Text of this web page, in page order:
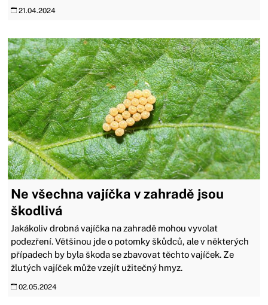
21.04.2024
Ne všechna vajíčka v zahradě jsou
škodlivá
Jakákoliv drobná vajíčka na zahradě mohou vyvolat
podezření. Většinou jde o potomky škůdců, ale v některých
případech by byla škoda se zbavovat těchto vajíček. Ze
žlutých vajíček může vzejít užitečný hmyz.
02.05.2024